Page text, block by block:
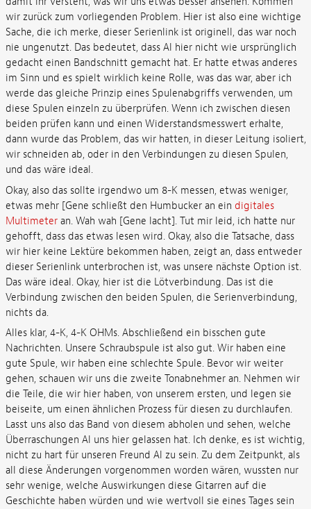
wir zurück zum vorliegenden Problem. Hier ist also eine wichtige
Sache, die ich merke, dieser Serienlink ist originell, das war noch
nie ungenutzt. Das bedeutet, dass Al hier nicht wie ursprünglich
gedacht einen Bandschnitt gemacht hat. Er hatte etwas anderes
im Sinn und es spielt wirklich keine Rolle, was das war, aber ich
werde das gleiche Prinzip eines Spulenabgriffs verwenden, um
diese Spulen einzeln zu überprüfen. Wenn ich zwischen diesen
beiden prüfen kann und einen Widerstandsmesswert erhalte,
dann wurde das Problem, das wir hatten, in dieser Leitung isoliert,
wir schneiden ab, oder in den Verbindungen zu diesen Spulen,
und das wäre ideal.
Okay, also das sollte irgendwo um 8-K messen, etwas weniger,
etwas mehr [Gene schließt den Humbucker an ein digitales
Multimeteran. Wah wah [Gene lacht]. Tut mir leid, ich hatte nur
gehofft, dass das etwas lesen wird. Okay, also die Tatsache, dass
wir hier keine Lektüre bekommen haben, zeigt an, dass entweder
dieser Serienlink unterbrochen ist, was unsere nächste Option ist.
Das wäre ideal. Okay, hier ist die Lötverbindung. Das ist die
Verbindung zwischen den beiden Spulen, die Serienverbindung,
nichts da.
Alles klar, 4-K, 4-K OHMs. Abschließend ein bisschen gute
Nachrichten. Unsere Schraubspule ist also gut. Wir haben eine
gute Spule, wir haben eine schlechte Spule. Bevor wir weiter
gehen, schauen wir uns die zweite Tonabnehmer an. Nehmen wir
die Teile, die wir hier haben, von unserem ersten, und legen sie
beiseite, um einen ähnlichen Prozess für diesen zu durchlaufen.
Lasst uns also das Band von diesem abholen und sehen, welche
Überraschungen Al uns hier gelassen hat. Ich denke, es ist wichtig,
nicht zu hart für unseren Freund Al zu sein. Zu dem Zeitpunkt, als
all diese Änderungen vorgenommen worden wären, wussten nur
sehr wenige, welche Auswirkungen diese Gitarren auf die
Geschichte haben würden und wie wertvoll sie eines Tages sein